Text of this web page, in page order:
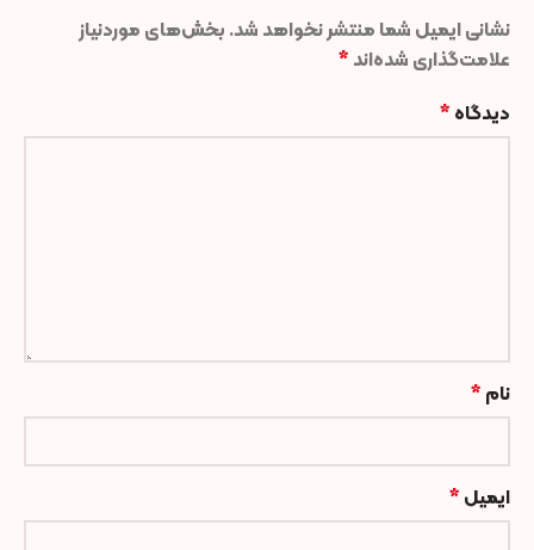
نشانی ایمیل شما منتشر نخواهد شد. بخش‌های موردنیاز
علامت‌گذاری شده‌اند *
دیدگاه *
نام *
ایمیل *